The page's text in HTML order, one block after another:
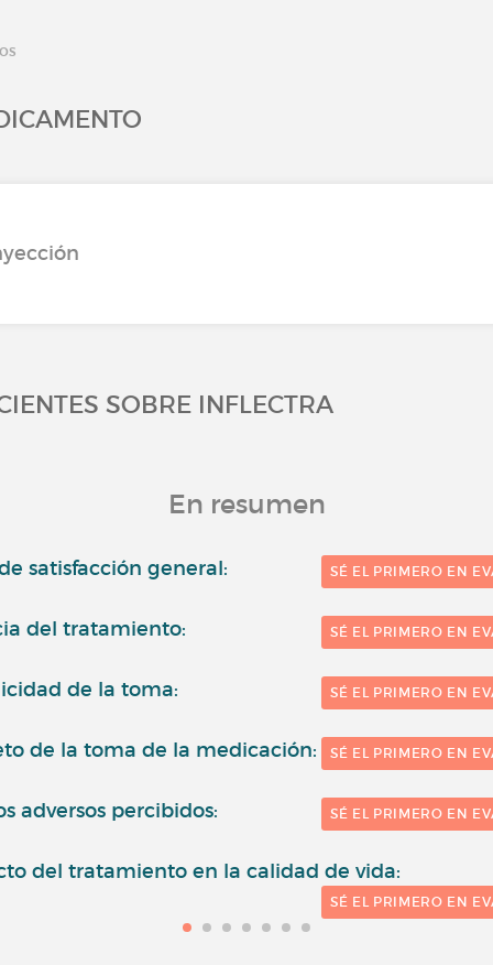
SOBRE INFLECTRA
En resumen
satisfacción general: SÉ EL PRIMERO EN
del tratamiento: SÉ EL PRIMERO EN
de la toma: SÉ EL PRIMERO EN
de la toma de la medicación: SÉ EL PRIMERO EN
adversos percibidos: SÉ EL PRIMERO EN
del tratamiento en la calidad de vida:
SÉ EL PRIMERO EN